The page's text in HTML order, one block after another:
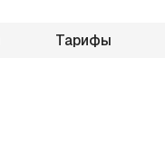
Тарифы